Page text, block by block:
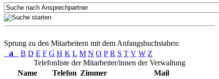
Sprung zu den Mitarbeitern mit dem Anfangsbuchstaben:
a B D E F G H K L M N O P R S T V W Z
Telefonliste der Mitarbeiter/innen der Verwaltung
Name
Telefon Zimmer
Mail